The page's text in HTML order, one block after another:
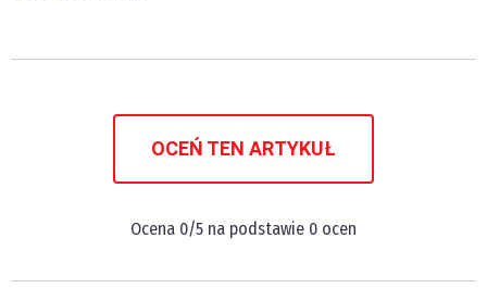
OCEŃ TEN ARTYKUŁ
Ocena 0/5 na podstawie 0 ocen